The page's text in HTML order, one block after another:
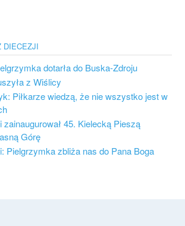
DIECEZJI
dotarła do Buska-Zdroju
z Wiślicy
Piłkarze wiedzą, że nie wszystko jest w
45. Kielecką Pieszą
Górę
Pielgrzymka zbliża nas do Pana Boga